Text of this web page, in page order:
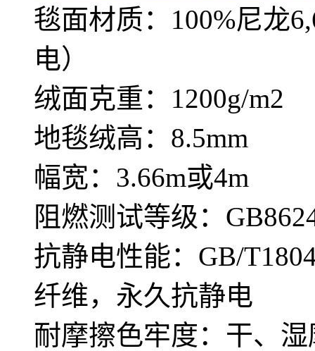
毯面材质：100%尼龙
电）
绒面克重：1200g/m2
地毯绒高：8.5mm
幅宽：3.66m或4m
阻燃测试等级：
抗静电性能：GB/
纤维，永久抗静电
耐摩擦色牢度：干、